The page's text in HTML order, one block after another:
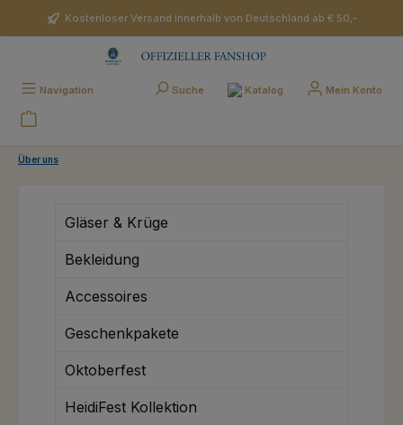
Zum Hauptinhalt springenKostenloser Versand innerhalb von Deutschland ab € 50,-
Navigation Suche Katalog Mein Konto
Über uns
Gläser & Krüge
Bekleidung
Accessoires
Geschenkpakete
Oktoberfest
HeidiFest Kollektion